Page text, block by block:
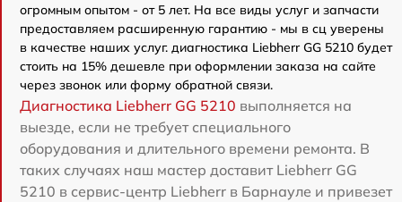
огромным опытом - от 5 лет. На все виды услуг и запчасти
предоставляем расширенную гарантию - мы в сц уверены
в качестве наших услуг. диагностика Liebherr GG 5210 будет
стоить на 15% дешевле при оформлении заказа на сайте
через звонок или форму обратной связи.
Диагностика Liebherr GG 5210 выполняется на
выезде, если не требует специального
оборудования и длительного времени ремонта. В
таких случаях наш мастер доставит Liebherr GG
5210 в сервис-центр Liebherr в Барнауле и привезет